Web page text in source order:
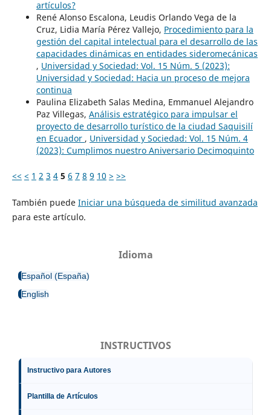
artículos?
René Alonso Escalona, Leudis Orlando Vega de la
Cruz, Lidia María Pérez Vallejo, Procedimiento para la
gestión del capital intelectual para el desarrollo de las
capacidades dinámicas en entidades sideromecánicas
, Universidad y Sociedad: Vol. 15 Núm. 5 (2023):
Universidad y Sociedad: Hacia un proceso de mejora
continua
Paulina Elizabeth Salas Medina, Emmanuel Alejandro
Paz Villegas, Análisis estratégico para impulsar el
proyecto de desarrollo turístico de la ciudad Saquisilí
en Ecuador , Universidad y Sociedad: Vol. 15 Núm. 4
(2023): Cumplimos nuestro Aniversario Decimoquinto
<< < 1 2 3 4 5 6 7 8 9 10 > >>
También puede Iniciar una búsqueda de similitud avanzada
para este artículo.
Idioma
Español (España)
English
INSTRUCTIVOS
Instructivo para Autores
Plantilla de Artículos